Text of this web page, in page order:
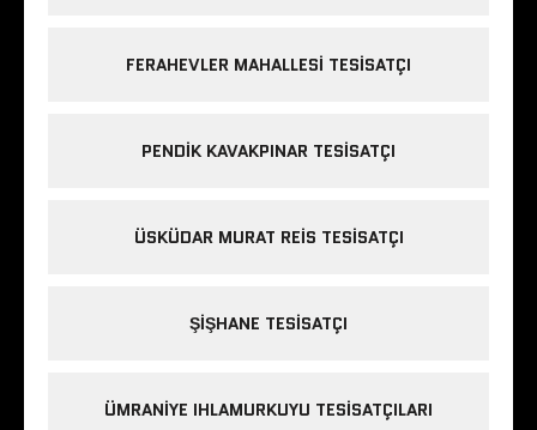
FERAHEVLER MAHALLESI TESISATÇI
PENDIK KAVAKPINAR TESISATÇI
ÜSKÜDAR MURAT REIS TESISATÇI
ŞIŞHANE TESISATÇI
ÜMRANIYE IHLAMURKUYU TESISATÇILARI